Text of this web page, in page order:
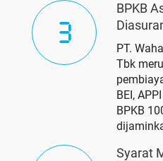
BPKB
PT.
Tbk
BEI,
BPKB
Syarat